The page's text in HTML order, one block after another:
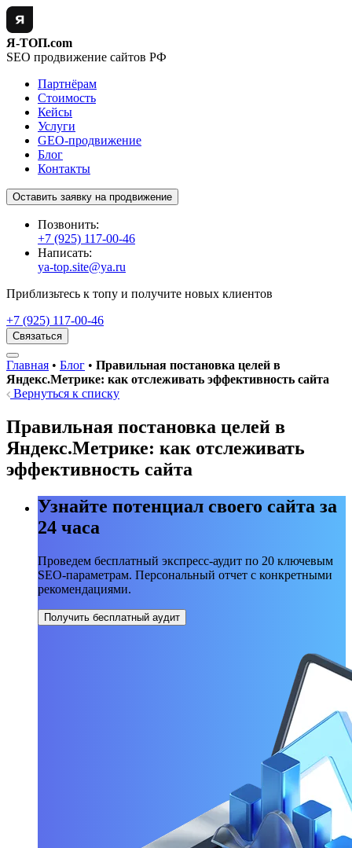
Я-ТОП.com
SEO продвижение сайтов РФ
Партнёрам
Стоимость
Кейсы
Услуги
GEO-продвижение
Блог
Контакты
Оставить заявку на продвижение
Позвонить:
+7 (925) 117-00-46
Написать:
ya-top.site@ya.ru
Приблизьтесь к топу и получите новых клиентов
+7 (925) 117-00-46
Связаться
Главная • Блог • Правильная постановка целей в
Яндекс.Метрике: как отслеживать эффективность сайта
Вернуться к списку
Правильная постановка целей в
Яндекс.Метрике: как отслеживать
эффективность сайта
Узнайте потенциал своего сайта за
24 часа
Проведем бесплатный экспресс-аудит по 20 ключевым
SEO-параметрам. Персональный отчет с конкретными
рекомендациями.
Получить бесплатный аудит